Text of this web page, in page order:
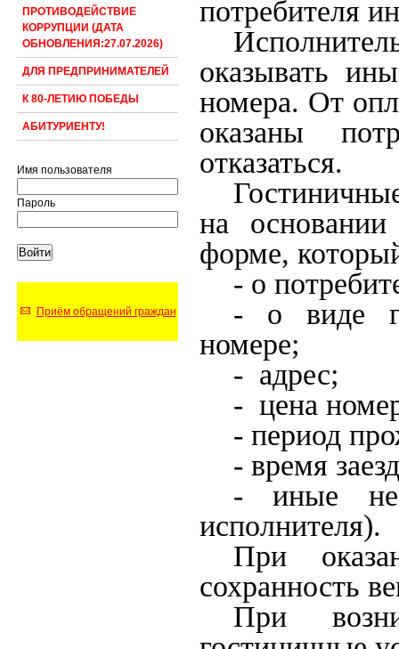
ПРОТИВОДЕЙСТВИЕ
КОРРУПЦИИ (ДАТА
ОБНОВЛЕНИЯ:27.07.2026)
ДЛЯ ПРЕДПРИНИМАТЕЛЕЙ
К 80-ЛЕТИЮ ПОБЕДЫ
АБИТУРИЕНТУ!
Имя пользователя
Пароль
Приём обращений граждан
потребителя
оказывать
номера. От
оказаны
отказаться.
на
форме,
- о
- о виде
номере;
- адрес;
- цена
- период
- время
- иные
исполнителя).
При
сохранность
При